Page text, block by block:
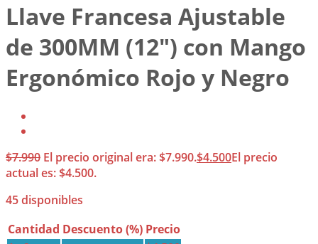
Llave Francesa Ajustable
de 300MM (12″) con Mango
Ergonómico Rojo y Negro
$7.990 El precio original era: $7.990.$4.500El precio
actual es: $4.500.
45 disponibles
Cantidad Descuento (%) Precio